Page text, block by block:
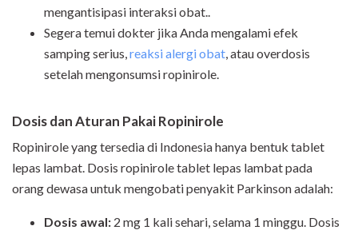
mengantisipasi interaksi obat..
Segera temui dokter jika Anda mengalami efek
samping serius,reaksi alergi obat, atau overdosis
setelah mengonsumsi ropinirole.
Dosis dan Aturan Pakai Ropinirole
Ropinirole yang tersedia di Indonesia hanya bentuk tablet
lepas lambat. Dosis ropinirole tablet lepas lambat pada
orang dewasa untuk mengobati penyakit Parkinson adalah:
Dosis awal: 2 mg 1 kali sehari, selama 1 minggu. Dosis